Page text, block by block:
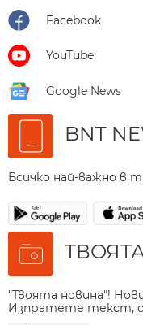
Facebook
YouTube
Google News
BNT
Всичко най-важно в
"Твоята новина"!
Изпратете текст,